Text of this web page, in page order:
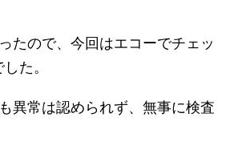
たので、今回はエコーでチェッ
た。
異常は認められず、無事に検査